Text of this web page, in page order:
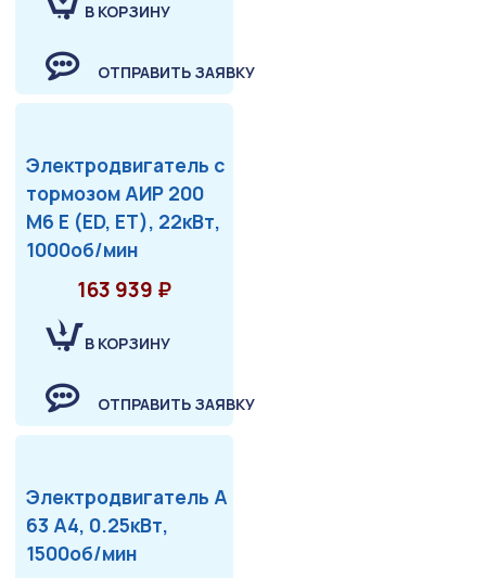
В КОРЗИНУ
ОТПРАВИТЬ ЗАЯВКУ
Электродвигатель с
тормозом АИР 200
М6 Е (ED, ET), 22кВт,
1000об/мин
163 939 ₽
В КОРЗИНУ
ОТПРАВИТЬ ЗАЯВКУ
Электродвигатель А
63 А4, 0.25кВт,
1500об/мин